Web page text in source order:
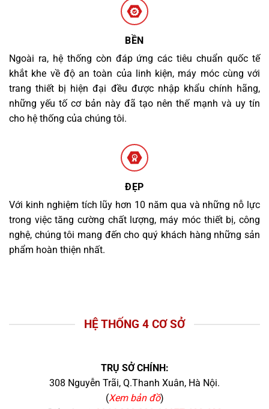
BỀN
Ngoài ra, hệ thống còn đáp ứng các tiêu chuẩn quốc tế
khắt khe về độ an toàn của linh kiện, máy móc cùng với
trang thiết bị hiện đại đều được nhập khẩu chính hãng,
những yếu tố cơ bản này đã tạo nên thế mạnh và uy tín
cho hệ thống của chúng tôi.
ĐẸP
Với kinh nghiệm tích lũy hơn 10 năm qua và những nỗ lực
trong việc tăng cường chất lượng, máy móc thiết bị, công
nghệ, chúng tôi mang đến cho quý khách hàng những sản
phẩm hoàn thiện nhất.
HỆ THỐNG 4 CƠ SỞ
TRỤ SỞ CHÍNH:
308 Nguyễn Trãi, Q.Thanh Xuân, Hà Nội.
(Xem bản đồ)